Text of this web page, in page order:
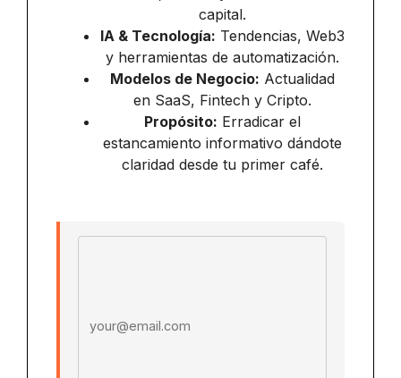
capital.
IA & Tecnología: Tendencias, Web3
y herramientas de automatización.
Modelos de Negocio: Actualidad
en SaaS, Fintech y Cripto.
Propósito: Erradicar el
estancamiento informativo dándote
claridad desde tu primer café.